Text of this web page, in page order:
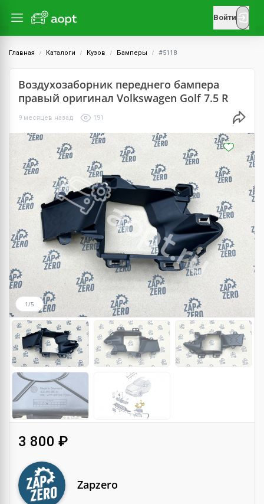
Войти
Главная Каталоги Кузов Бамперы #5118
Воздухозаборник переднего бампера
правый оригинал Volkswagen Golf 7.5 R
9 месяцев назад 191
1/5
3 800 ₽
Zapzero